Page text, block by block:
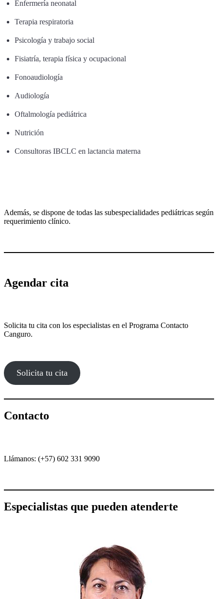
Enfermería neonatal
Terapia respiratoria
Psicología y trabajo social
Fisiatría, terapia física y ocupacional
Fonoaudiología
Audiología
Oftalmología pediátrica
Nutrición
Consultoras IBCLC en lactancia materna
Además, se dispone de todas las subespecialidades pediátricas según
requerimiento clínico.
Agendar cita
Solicita tu cita con los especialistas en el Programa Contacto
Canguro.
Solicita tu cita
Contacto
Llámanos: (+57) 602 331 9090
Especialistas que pueden atenderte